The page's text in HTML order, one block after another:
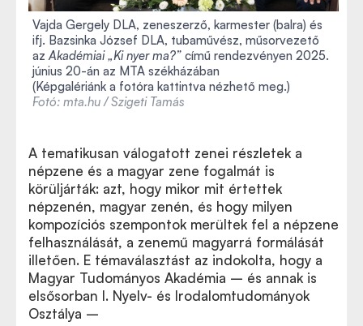
Vajda Gergely DLA, zeneszerző, karmester (balra) és
ifj. Bazsinka József DLA, tubaművész, műsorvezető
azAkadémiai „Ki nyer ma?” című rendezvényen 2025.
június 20-án az MTA székházában
(Képgalériánk a fotóra kattintva nézhető meg.)
Fotó: mta.hu / Szigeti Tamás
A tematikusan válogatott zenei részletek a
népzene és a magyar zene fogalmát is
körüljárták: azt, hogy mikor mit értettek
népzenén, magyar zenén, és hogy milyen
kompozíciós szempontok merültek fel a népzene
felhasználását, a zenemű magyarrá formálását
illetően. E témaválasztást az indokolta, hogy a
Magyar Tudományos Akadémia – és annak is
elsősorban I. Nyelv- és Irodalomtudományok
Osztálya –